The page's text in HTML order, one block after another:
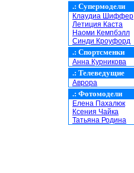
.: Супермодели
Клаудиа Шиффер
Летиция Каста
Наоми Кемпбэлл
Синди Кроуфорд
.: Спортсменки
Анна Курникова
.: Телеведущие
Аврора
.: Фотомодели
Елена Пахалюк
Ксения Чайка
Татьяна Родина